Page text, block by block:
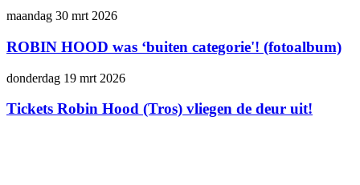
maandag 30 mrt 2026
ROBIN HOOD was ‘buiten categorie'! (fotoalbum)
donderdag 19 mrt 2026
Tickets Robin Hood (Tros) vliegen de deur uit!